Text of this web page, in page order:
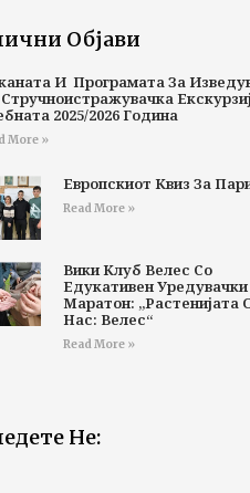
Објави
И Програмата За
2025/2026 Година
More »
Европскиот Квиз За
Read More »
Вики Клуб Велес Со
Едукативен Уредувачки
Маратон: „Растенијата
Нас: Велес“
Read More »
Не: